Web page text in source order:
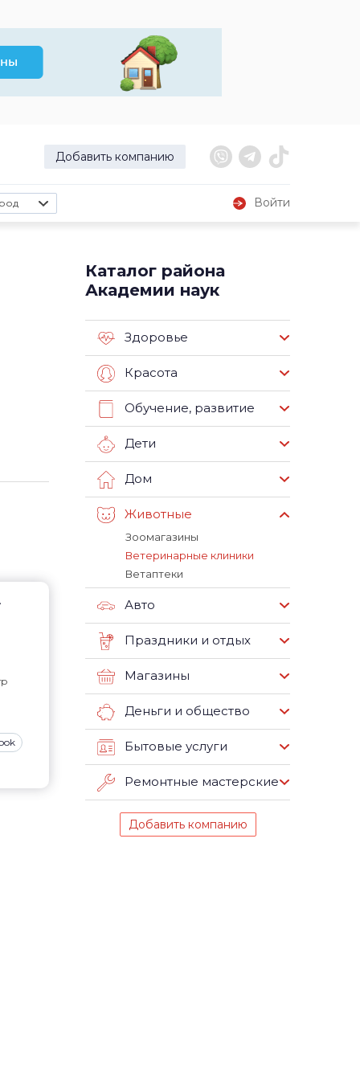
Добавить компанию
Войти
Каталог района
Академии наук
Здоровье
Красота
Обучение, развитие
Дети
Дом
Животные
Зоомагазины
Ветеринарные клиники
Ветаптеки
Авто
Праздники и отдых
Магазины
Деньги и общество
Бытовые услуги
Ремонтные мастерские
Добавить компанию